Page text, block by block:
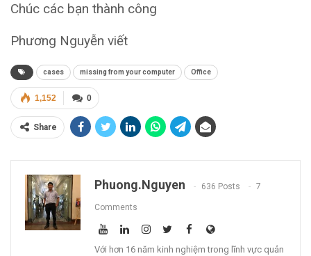
Chúc các bạn thành công
Phương Nguyễn viết
cases missing from your computer Office
0
1,152
Share
Phuong.nguyen 636 Posts 7
Comments
Với hơn 16 năm kinh nghiệm trong lĩnh vực quản